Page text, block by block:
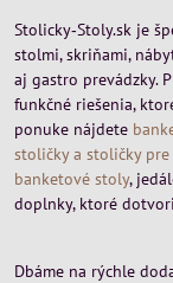
Stolicky‑Stoly.sk je
stolmi, skriňami,
aj gastro prevádzky.
funkčné riešenia,
ponuke nájdete
stoličky a stoličky
banketové stoly,
doplnky, ktoré
Dbáme na rýchle